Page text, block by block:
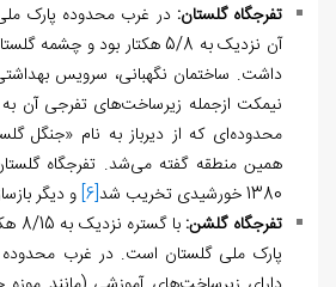
تفرجگاه گلستان: در غرب محدوده پارک
آن نزدیک به 5/8 هکتار بود و
داشت. ساختمان نگهبانی، سرویس
نیمکت ازجمله زیرساخت‌های تفرجی آن
محدوده‌ای که از دیرباز به نام «جنگل
1380 خورشیدی تخریب شد
[6]
و دیگر
تفرجگاه گلشن:
با
پارک ملی گلستان است. در غرب محدوده